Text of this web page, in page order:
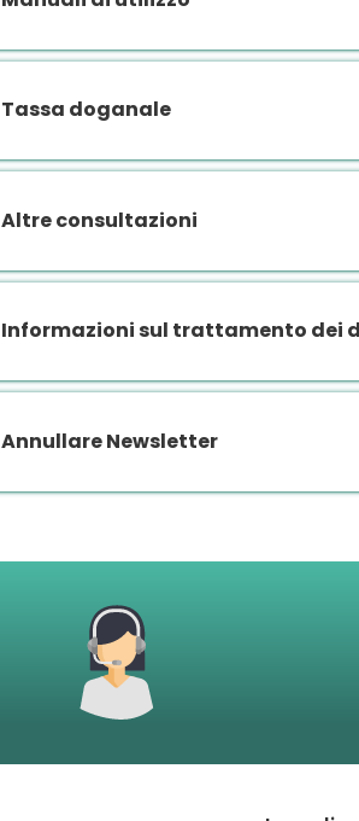
Tassa doganale
Altre consultazioni
Informazioni sul trattamento dei
Annullare Newsletter